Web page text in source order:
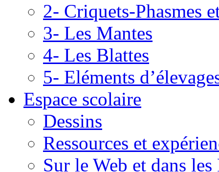
2- Criquets-Phasmes
3- Les Mantes
4- Les Blattes
5- Eléments
Espace scolaire
Dessins
Ressources et
Sur le Web et dans